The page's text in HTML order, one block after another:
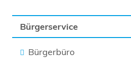
Bürgerservice
Bürgerbüro